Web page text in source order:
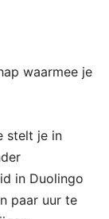
waarmee je
stelt je in
in Duolingo
paar uur te